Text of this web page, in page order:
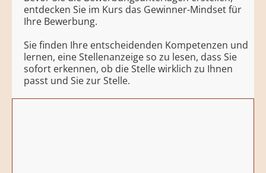
entdecken Sie im Kurs das Gewinner-Mindset für
Ihre Bewerbung.
Sie finden Ihre entscheidenden Kompetenzen und
lernen, eine Stellenanzeige so zu lesen, dass Sie
sofort erkennen, ob die Stelle wirklich zu Ihnen
passt und Sie zur Stelle.